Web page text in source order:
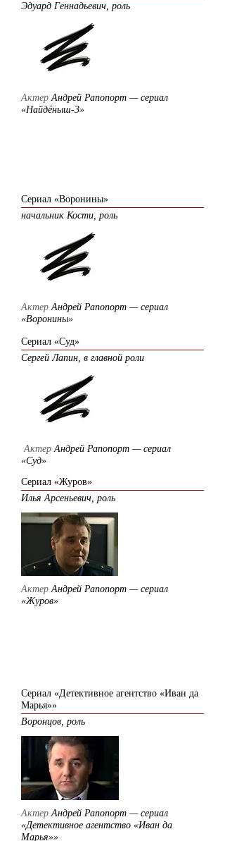
Эдуард Геннадьевич, роль
АктерАндрей Рапопорт — сериал
«Найдёныш-3»
Сериал «Воронины»
начальник Кости, роль
АктерАндрей Рапопорт — сериал
«Воронины»
Сериал «Суд»
Сергей Лапин, в главной роли
АктерАндрей Рапопорт — сериал
«Суд»
Сериал «Журов»
Илья Арсеньевич, роль
АктерАндрей Рапопорт — сериал
«Журов»
Сериал «Детективное агентство «Иван да
Марья»»
Воронцов, роль
АктерАндрей Рапопорт — сериал
«Детективное агентство «Иван да
Марья»»